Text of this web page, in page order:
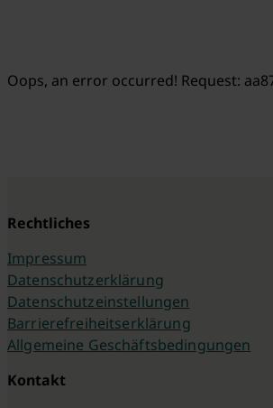
Oops, an error occurred! Request:
Rechtliches
Impressum
Datenschutzerklärung
Datenschutzeinstellungen
Barrierefreiheitserklärung
Allgemeine Geschäftsbedingungen
Kontakt